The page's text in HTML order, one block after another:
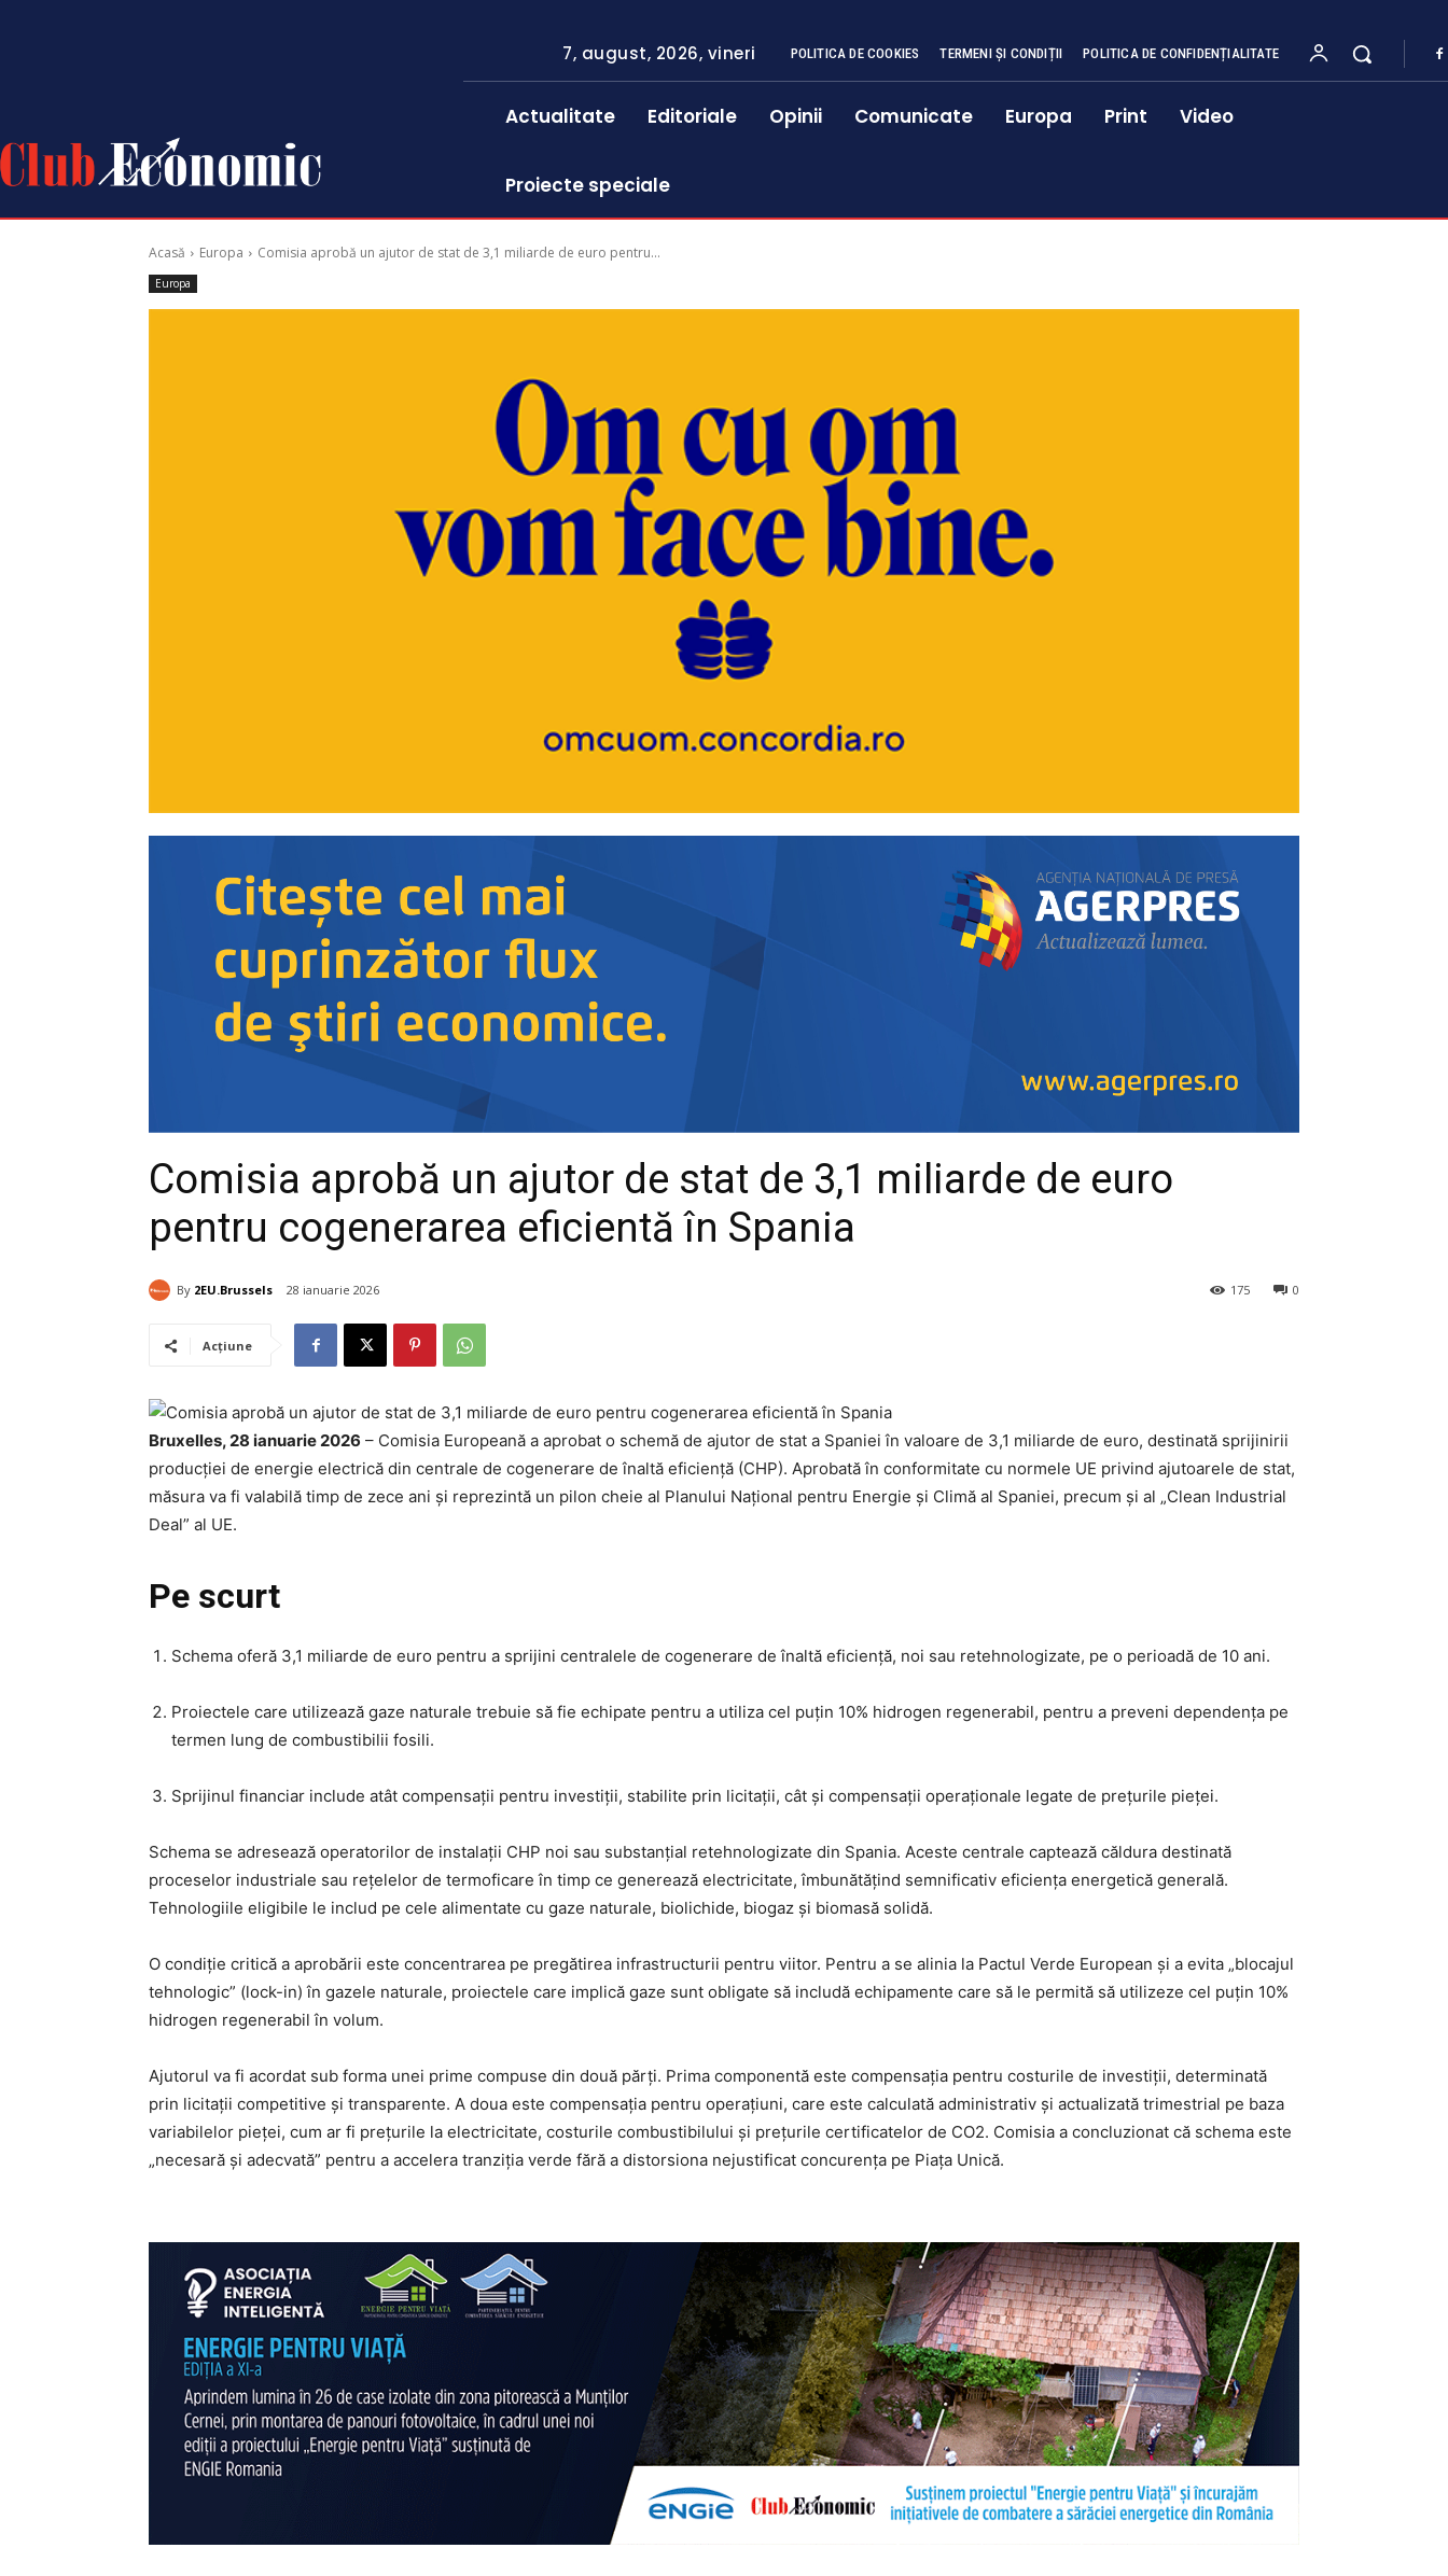
7, august, 2026, vineri POLITICA DE COOKIES TERMENI ȘI CONDIȚII POLITICA DE CONFIDENȚIALITATE
Actualitate Editoriale Opinii Comunicate Europa Print Video
Proiecte speciale
Acasă Europa Comisia aprobă un ajutor de stat de 3,1 miliarde de euro pentru...
Europa
Comisia aprobă un ajutor de stat de 3,1 miliarde de euro
pentru cogenerarea eficientă în Spania
By 2EU.Brussels 28 ianuarie 2026 0
175
Acțiune
Bruxelles, 28 ianuarie 2026 – Comisia Europeană a aprobat o schemă de ajutor de stat a Spaniei în valoare de 3,1 miliarde de euro, destinată sprijinirii
producției de energie electrică din centrale de cogenerare de înaltă eficiență (CHP). Aprobată în conformitate cu normele UE privind ajutoarele de stat,
măsura va fi valabilă timp de zece ani și reprezintă un pilon cheie al Planului Național pentru Energie și Climă al Spaniei, precum și al „Clean Industrial
Deal” al UE.
Pe scurt
Schema oferă 3,1 miliarde de euro pentru a sprijini centralele de cogenerare de înaltă eficiență, noi sau retehnologizate, pe o perioadă de 10 ani.
Proiectele care utilizează gaze naturale trebuie să fie echipate pentru a utiliza cel puțin 10% hidrogen regenerabil, pentru a preveni dependența pe
termen lung de combustibilii fosili.
Sprijinul financiar include atât compensații pentru investiții, stabilite prin licitații, cât și compensații operaționale legate de prețurile pieței.
Schema se adresează operatorilor de instalații CHP noi sau substanțial retehnologizate din Spania. Aceste centrale captează căldura destinată
proceselor industriale sau rețelelor de termoficare în timp ce generează electricitate, îmbunătățind semnificativ eficiența energetică generală.
Tehnologiile eligibile le includ pe cele alimentate cu gaze naturale, biolichide, biogaz și biomasă solidă.
O condiție critică a aprobării este concentrarea pe pregătirea infrastructurii pentru viitor. Pentru a se alinia la Pactul Verde European și a evita „blocajul
tehnologic” (lock-in) în gazele naturale, proiectele care implică gaze sunt obligate să includă echipamente care să le permită să utilizeze cel puțin 10%
hidrogen regenerabil în volum.
Ajutorul va fi acordat sub forma unei prime compuse din două părți. Prima componentă este compensația pentru costurile de investiții, determinată
prin licitații competitive și transparente. A doua este compensația pentru operațiuni, care este calculată administrativ și actualizată trimestrial pe baza
variabilelor pieței, cum ar fi prețurile la electricitate, costurile combustibilului și prețurile certificatelor de CO2. Comisia a concluzionat că schema este
„necesară și adecvată” pentru a accelera tranziția verde fără a distorsiona nejustificat concurența pe Piața Unică.